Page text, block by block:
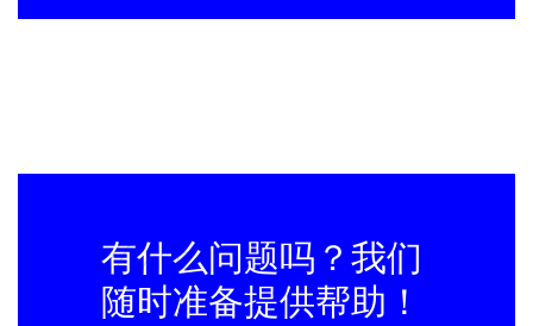
有什么问题吗？我们
随时准备提供帮助！